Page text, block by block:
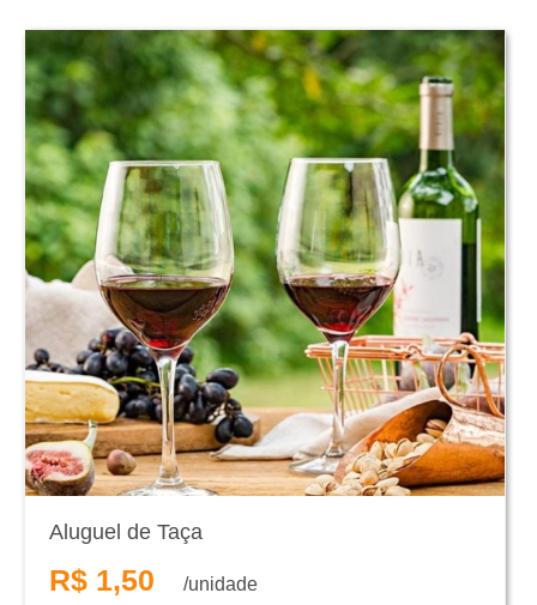
Aluguel de Taça
R$ 1,50 /unidade